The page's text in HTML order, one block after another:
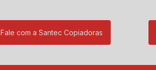
Fale com a Santec Copiadoras